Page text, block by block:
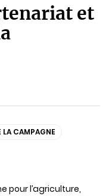
et
LA CAMPAGNE
pour l’agriculture,